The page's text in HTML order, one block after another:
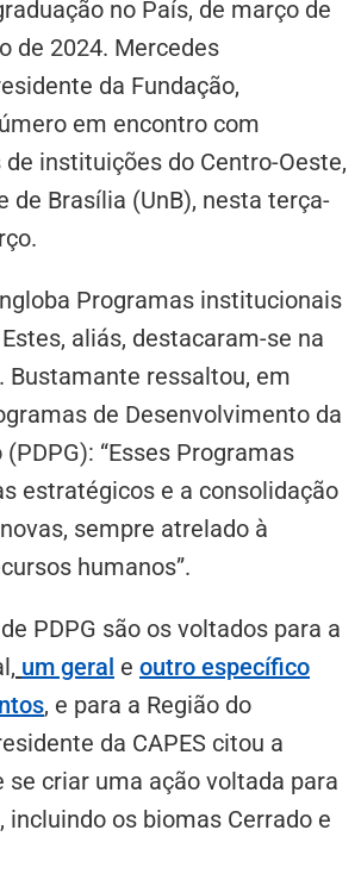
no País, de março de
de 2024. Mercedes
da Fundação,
em encontro com
instituições do Centro-Oeste,
de Brasília (UnB), nesta terça-
Programas institucionais
aliás, destacaram-se na
Bustamante ressaltou, em
de Desenvolvimento da
“Esses Programas
estratégicos e a consolidação
sempre atrelado à
humanos”.
PDPG são os voltados para a
um geral e outro específico
, e para a Região do
da CAPES citou a
se criar uma ação voltada para
incluindo os biomas Cerrado e